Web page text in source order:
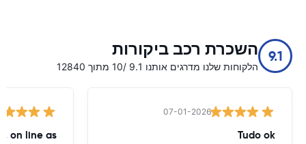
9.1 השכרת רכב ביקורות
הלקוחות שלנו מדרגים אותנו 9.1 /10 מתוך 12840
07-01-2026
Tudo ok
, on line as